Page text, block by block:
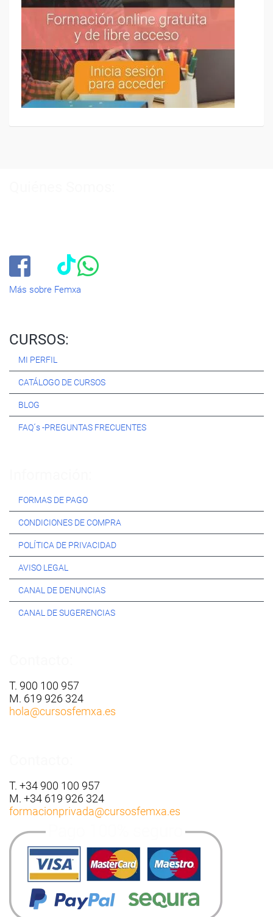
Más sobre Femxa
CURSOS:
MI PERFIL
CATÁLOGO DE CURSOS
BLOG
FAQ´s -PREGUNTAS FRECUENTES
FORMAS DE PAGO
CONDICIONES DE COMPRA
POLÍTICA DE PRIVACIDAD
AVISO LEGAL
CANAL DE DENUNCIAS
CANAL DE SUGERENCIAS
T. 900 100 957
M. 619 926 324
hola@cursosfemxa.es
T. +34 900 100 957
M. +34 619 926 324
formacionprivada@cursosfemxa.es